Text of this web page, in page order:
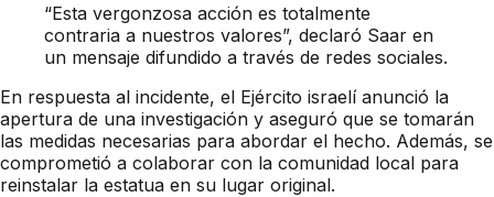
“Esta vergonzosa acción es totalmente
contraria a nuestros valores”, declaró Saar en
un mensaje difundido a través de redes sociales.
En respuesta al incidente, el Ejército israelí anunció la
apertura de una investigación y aseguró que se tomarán
las medidas necesarias para abordar el hecho. Además, se
comprometió a colaborar con la comunidad local para
reinstalar la estatua en su lugar original.